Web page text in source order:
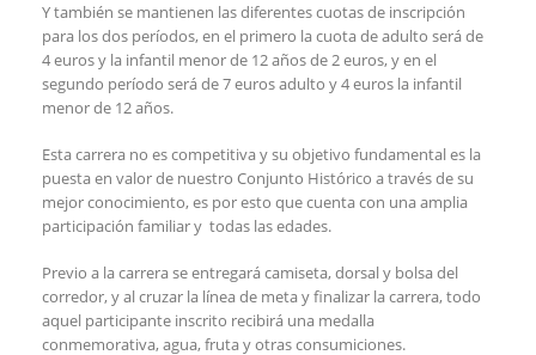
Y también se mantienen las diferentes cuotas de inscripción
para los dos períodos, en el primero la cuota de adulto será de
4 euros y la infantil menor de 12 años de 2 euros, y en el
segundo período será de 7 euros adulto y 4 euros la infantil
menor de 12 años.
Esta carrera no es competitiva y su objetivo fundamental es la
puesta en valor de nuestro Conjunto Histórico a través de su
mejor conocimiento, es por esto que cuenta con una amplia
participación familiar y todas las edades.
Previo a la carrera se entregará camiseta, dorsal y bolsa del
corredor, y al cruzar la línea de meta y finalizar la carrera, todo
aquel participante inscrito recibirá una medalla
conmemorativa, agua, fruta y otras consumiciones.